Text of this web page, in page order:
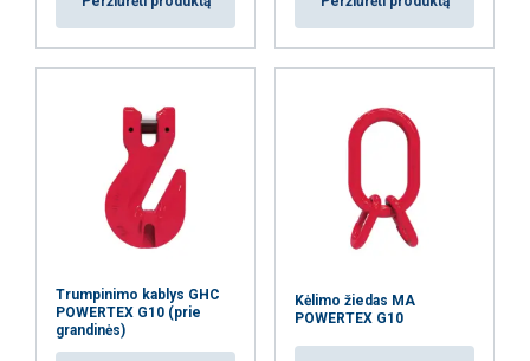
Atsargos koeficientas:
Trumpinimo kablys GHC
POWERTEX G10 (prie
grandinės)
Kėlimo žiedas MA
POWERTEX G10
PARODYTI DETALIAU